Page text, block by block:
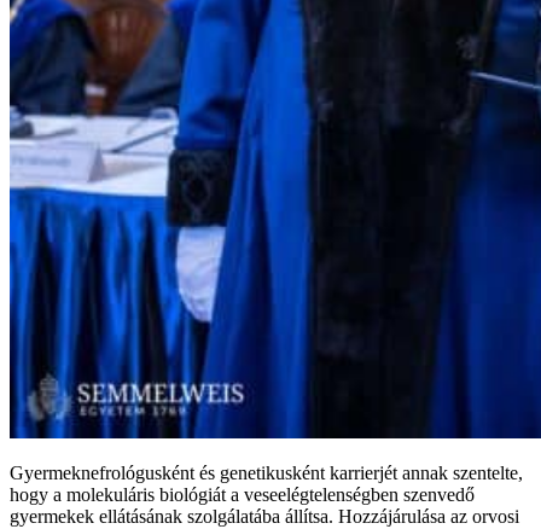
Gyermeknefrológusként és genetikusként karrierjét annak szentelte,
hogy a molekuláris biológiát a veseelégtelenségben szenvedő
gyermekek ellátásának szolgálatába állítsa. Hozzájárulása az orvosi